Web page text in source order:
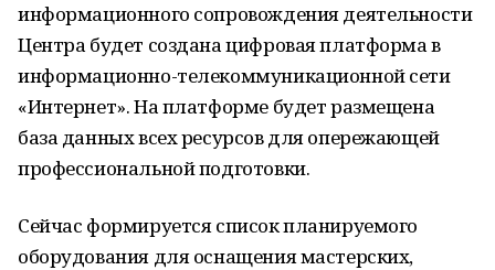
информационного сопровождения деятельности
Центра будет создана цифровая платформа в
информационно-телекоммуникационной сети
«Интернет». На платформе будет размещена
база данных всех ресурсов для опережающей
профессиональной подготовки.
Сейчас формируется список планируемого
оборудования для оснащения мастерских,